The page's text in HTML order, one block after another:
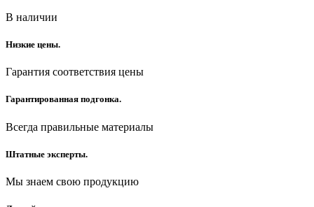
В наличии
Низкие цены.
Гарантия соответствия цены
Гарантированная подгонка.
Всегда правильные материалы
Штатные эксперты.
Мы знаем свою продукцию